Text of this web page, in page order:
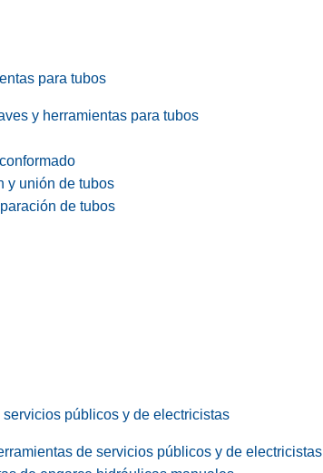
para tubos
y herramientas para tubos
y unión de tubos
de tubos
servicios públicos y de electricistas
de servicios públicos y de electricistas